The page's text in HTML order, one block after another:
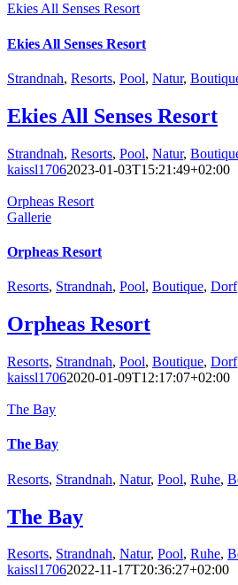
Ekies All Senses Resort
Ekies All Senses Resort
Strandnah, Resorts, Pool, Natur,
Ekies All Senses Resort
Strandnah, Resorts, Pool, Natur,
kaissl17062023-01-03T15:21:49+02:00
Orpheas Resort
Gallerie
Orpheas Resort
Resorts, Strandnah, Pool, Boutique, Dorf
Orpheas Resort
Resorts, Strandnah, Pool, Boutique, Dorf
kaissl17062020-01-09T12:17:07+02:00
The Bay
The Bay
Resorts, Strandnah, Natur, Pool, Ruhe,
The Bay
Resorts, Strandnah, Natur, Pool, Ruhe,
kaissl17062022-11-17T20:36:27+02:00